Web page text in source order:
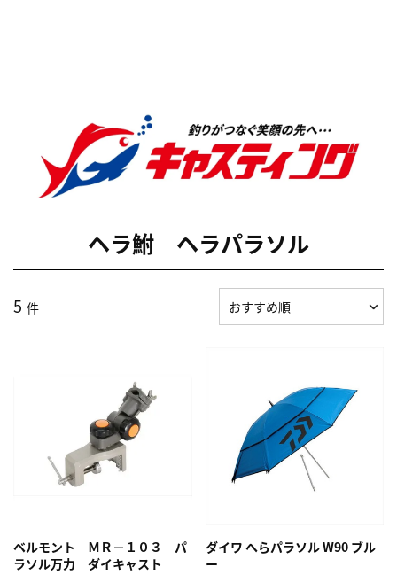
ヘラ鮒 ヘラパラソル
5 件
ベルモント ＭＲ－１０３ パ
ラソル万力 ダイキャスト
ダイワ へらパラソル W90 ブル
ー